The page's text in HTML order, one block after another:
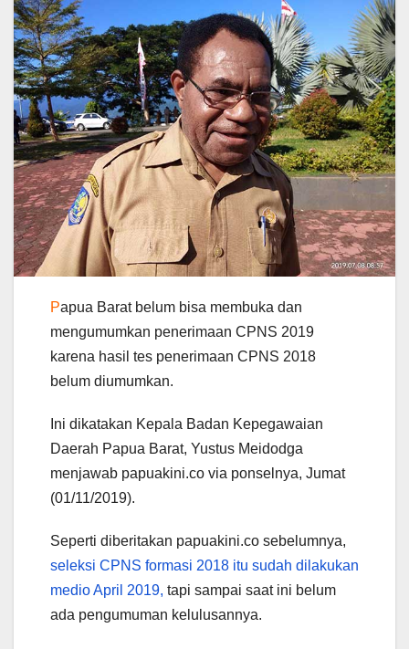
Papua Barat belum bisa membuka dan
mengumumkan penerimaan CPNS 2019
karena hasil tes penerimaan CPNS 2018
belum diumumkan.
Ini dikatakan Kepala Badan Kepegawaian
Daerah Papua Barat, Yustus Meidodga
menjawab papuakini.co via ponselnya, Jumat
(01/11/2019).
Seperti diberitakan papuakini.co sebelumnya,
seleksi CPNS formasi 2018 itu sudah dilakukan
medio April 2019, tapi sampai saat ini belum
ada pengumuman kelulusannya.